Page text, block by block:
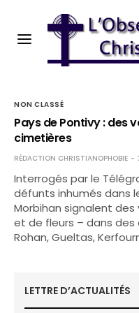
NON CLASSÉ
Pays de Pontivy : des
cimetières
RÉDACTION CHRISTIANOPHOBIE
Interrogés par le
défunts inhumés dans
Morbihan signalent
et de fleurs – dans
Rohan, Gueltas,
LETTRE D’ACTUALITÉS